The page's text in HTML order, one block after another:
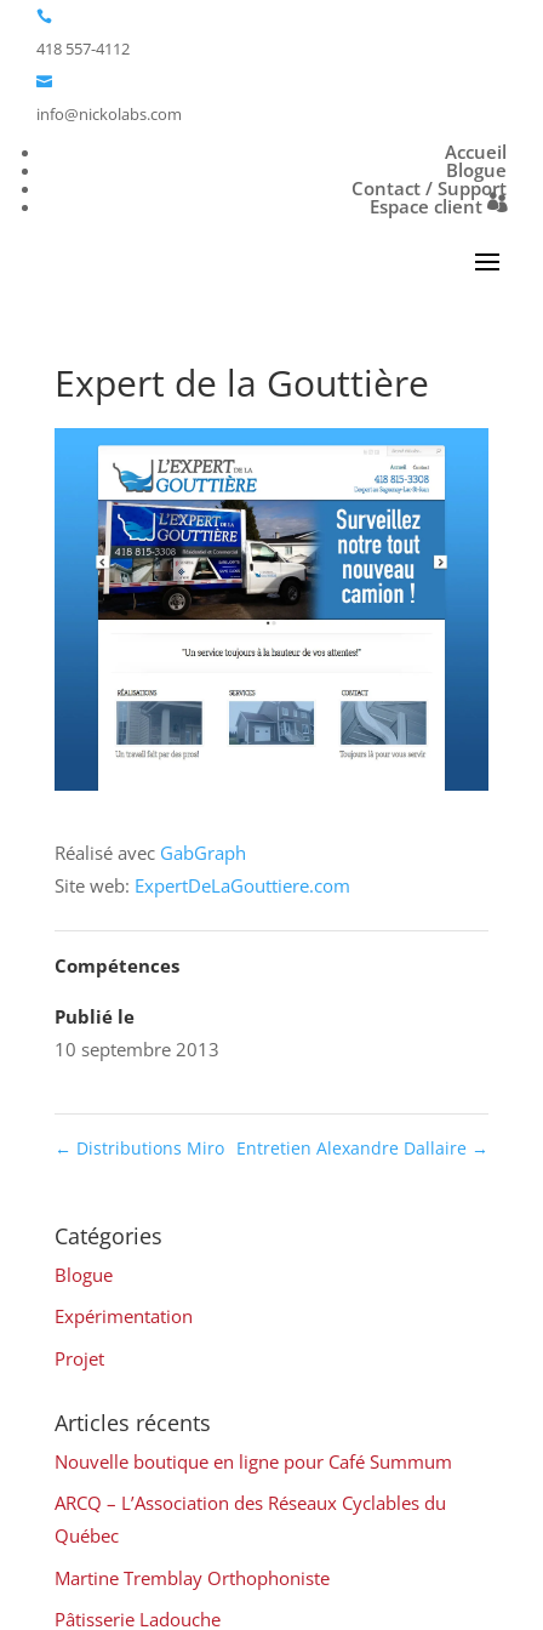

418 557-4112

info@nickolabs.com
Accueil
Blogue
Contact / Support
Espace client
Expert de la Gouttière
Réalisé avec GabGraph
Site web: ExpertDeLaGouttiere.com
Compétences
Publié le
10 septembre 2013
← Distributions Miro Entretien Alexandre Dallaire →
Catégories
Blogue
Expérimentation
Projet
Articles récents
Nouvelle boutique en ligne pour Café Summum
ARCQ – L’Association des Réseaux Cyclables du
Québec
Martine Tremblay Orthophoniste
Pâtisserie Ladouche